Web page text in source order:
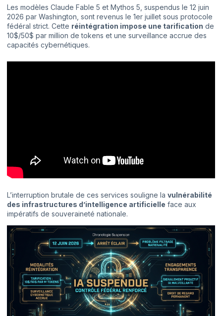
Les modèles Claude Fable 5 et Mythos 5, suspendus le 12 juin
2026 par Washington, sont revenus le 1er juillet sous protocole
fédéral strict. Cette réintégration impose une tarification de
10$/50$ par million de tokens et une surveillance accrue des
capacités cybernétiques.
L’interruption brutale de ces services souligne la vulnérabilité
des infrastructures d’intelligence artificielle face aux
impératifs de souveraineté nationale.